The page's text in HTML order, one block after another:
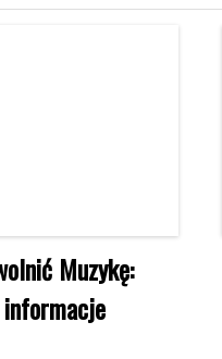
Muzykę: